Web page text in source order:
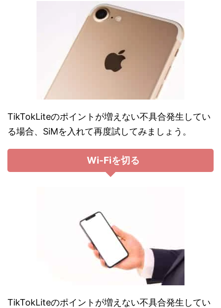
TikTokLiteのポイントが増えない不具合発生してい
る場合、SiMを入れて再度試してみましょう。
Wi-Fiを切る
TikTokLiteのポイントが増えない不具合発生してい